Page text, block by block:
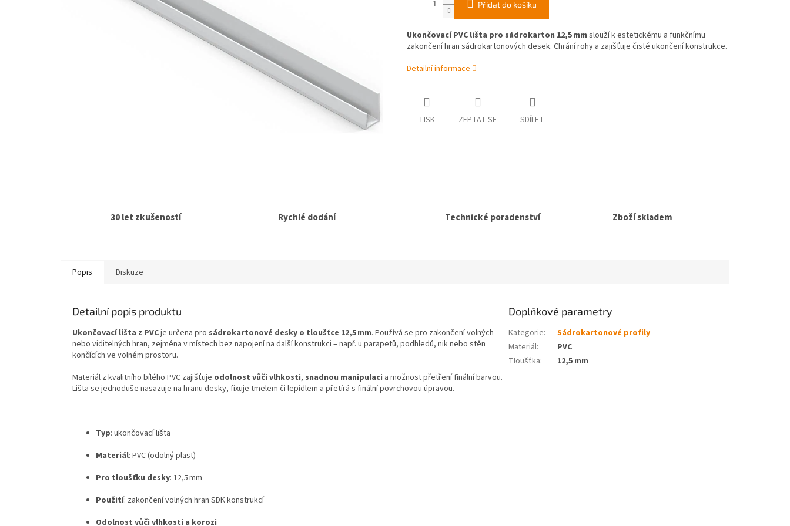
Přidat do košíku
Ukončovací PVC lišta pro sádrokarton 12,5 mm slouží k estetickému a funkčnímu
zakončení hran sádrokartonových desek. Chrání rohy a zajišťuje čisté ukončení konstrukce.
Detailní informace
TISK ZEPTAT SE SDÍLET
30 let zkušeností Rychlé dodání Technické poradenství Zboží skladem
Popis Diskuze
Detailní popis produktu
Ukončovací lišta z PVCje určena pro sádrokartonové desky o tloušťce 12,5 mm. Používá se pro zakončení volných
nebo viditelných hran, zejména v místech bez napojení na další konstrukci – např. u parapetů, podhledů, nik nebo stěn
končících ve volném prostoru.
Materiál z kvalitního bílého PVC zajišťuje odolnost vůči vlhkosti, snadnou manipulaci a možnost přetření finální barvou.
Lišta se jednoduše nasazuje na hranu desky, fixuje tmelem či lepidlem a přetírá s finální povrchovou úpravou.
Typ: ukončovací lišta
Materiál: PVC (odolný plast)
Pro tloušťku desky: 12,5 mm
Použití: zakončení volných hran SDK konstrukcí
Odolnost vůči vlhkosti a korozi
Doplňkové parametry
Kategorie:
Sádrokartonové profily
Materiál:
PVC
Tloušťka: 12,5 mm